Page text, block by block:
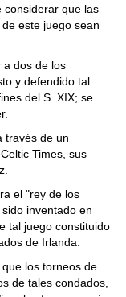
considerar que las
este juego sean
a dos de los
y defendido tal
del S. XIX; se
través de un
Times, sus
el "rey de los
inventado en
tal juego constituido
de Irlanda.
los torneos de
de tales condados,